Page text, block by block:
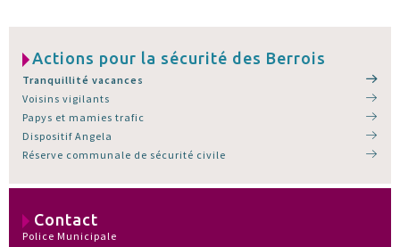
Actions pour la sécurité des Berrois
Tranquillité vacances
Voisins vigilants
Papys et mamies trafic
Dispositif Angela
Réserve communale de sécurité civile
Contact
Police Municipale